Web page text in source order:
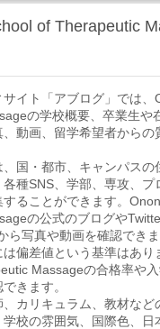
of Therapeutic
サイト「アブログ」では
の学校概要、卒業生や
動画、留学希望者からの
国・都市、キャンパスの
各種SNS、学部、専攻、プ
することができます。
の公式のブログや
ら写真や動画を確認できま
偏差値という基準はあ
Massageの合格率や
きます。
カリキュラム、教材など
学校の雰囲気、国際色、日